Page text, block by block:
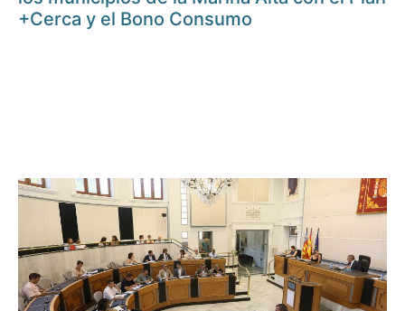
+Cerca y el Bono Consumo